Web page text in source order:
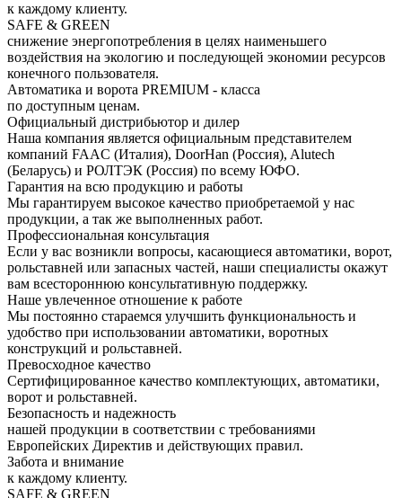
к каждому клиенту.
SAFE & GREEN
снижение энергопотребления в целях наименьшего
воздействия на экологию и последующей экономии ресурсов
конечного пользователя.
Автоматика и ворота PREMIUM - класса
по доступным ценам.
Официальный дистрибьютор и дилер
Наша компания является официальным представителем
компаний FAAC (Италия), DoorHan (Россия), Alutech
(Беларусь) и РОЛТЭК (Россия) по всему ЮФО.
Гарантия на всю продукцию и работы
Мы гарантируем высокое качество приобретаемой у нас
продукции, а так же выполненных работ.
Профессиональная консультация
Если у вас возникли вопросы, касающиеся автоматики, ворот,
рольставней или запасных частей, наши специалисты окажут
вам всестороннюю консультативную поддержку.
Наше увлеченное отношение к работе
Мы постоянно стараемся улучшить функциональность и
удобство при использовании автоматики, воротных
конструкций и рольставней.
Превосходное качество
Сертифицированное качество комплектующих, автоматики,
ворот и рольставней.
Безопасность и надежность
нашей продукции в соответствии с требованиями
Европейских Директив и действующих правил.
Забота и внимание
к каждому клиенту.
SAFE & GREEN